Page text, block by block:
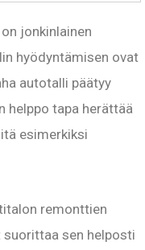
jonkinlainen
hyödyntämisen ovat
autotalli päätyy
helppo tapa herättää
esimerkiksi
remonttien
sen helposti